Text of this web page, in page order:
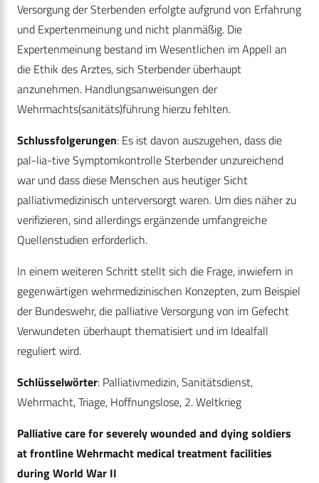
Versorgung der Sterbenden erfolgte aufgrund von Erfahrung
und Expertenmeinung und nicht planmäßig. Die
Expertenmeinung bestand im Wesentlichen im Appell an
die Ethik des Arztes, sich Sterbender überhaupt
anzunehmen. Handlungsanweisungen der
Wehrmachts(sanitäts)führung hierzu fehlten.
Schlussfolgerungen: Es ist davon auszugehen, dass die
pal-lia-tive Symptomkontrolle Sterbender unzureichend
war und dass diese Menschen aus heutiger Sicht
palliativmedizinisch unterversorgt waren. Um dies näher zu
verifizieren, sind allerdings ergänzende umfangreiche
Quellenstudien erforderlich.
In einem weiteren Schritt stellt sich die Frage, inwiefern in
gegenwärtigen wehrmedizinischen Konzepten, zum Beispiel
der Bundeswehr, die palliative Versorgung von im Gefecht
Verwundeten überhaupt thematisiert und im Idealfall
reguliert wird.
Schlüsselwörter: Palliativmedizin, Sanitätsdienst,
Wehrmacht, Triage, Hoffnungslose, 2. Weltkrieg
Palliative care for severely wounded and dying soldiers
at frontline Wehrmacht medical treatment facilities
during World War II